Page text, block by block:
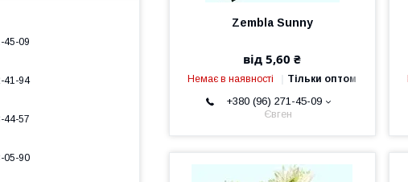
Zembla Sunny
від 5,60 ₴
Немає в наявності Тільки оптом
+380 (96) 271-45-09
Євген
45-09
41-94
44-57
05-90